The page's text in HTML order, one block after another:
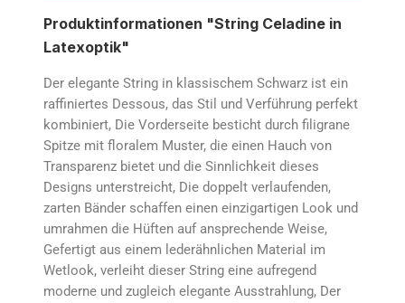
Produktinformationen "String Celadine in
Latexoptik"
Der elegante String in klassischem Schwarz ist ein
raffiniertes Dessous, das Stil und Verführung perfekt
kombiniert, Die Vorderseite besticht durch filigrane
Spitze mit floralem Muster, die einen Hauch von
Transparenz bietet und die Sinnlichkeit dieses
Designs unterstreicht, Die doppelt verlaufenden,
zarten Bänder schaffen einen einzigartigen Look und
umrahmen die Hüften auf ansprechende Weise,
Gefertigt aus einem lederähnlichen Material im
Wetlook, verleiht dieser String eine aufregend
moderne und zugleich elegante Ausstrahlung, Der